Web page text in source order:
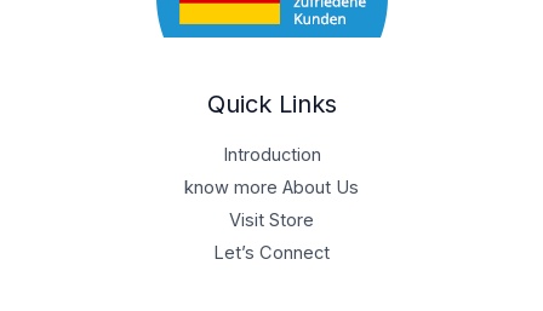
Quick Links
Introduction
know more About Us
Visit Store
Let’s Connect